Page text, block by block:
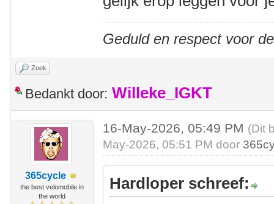
Geduld en respect voor
Zoek
Bedankt door: Willeke_IGKT
365cycle
the best velomobile in
the world
16-May-2026, 05:49 PM (Dit
May-2026, 05:51 PM door
Hardloper schreef: